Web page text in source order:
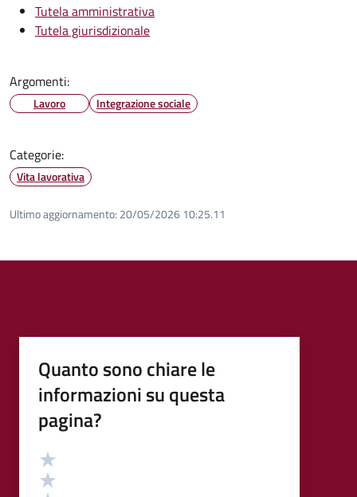
Tutela amministrativa
Tutela giurisdizionale
Argomenti:
Lavoro Integrazione sociale
Categorie:
Vita lavorativa
Ultimo aggiornamento: 20/05/2026 10:25.11
Quanto sono chiare le
informazioni su questa
pagina?
Valutazione